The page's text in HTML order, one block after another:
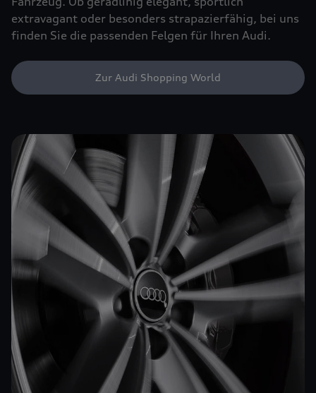
extravagant oder besonders strapazierfähig, bei uns
finden Sie die passenden Felgen für Ihren Audi.
Zur Audi Shopping World